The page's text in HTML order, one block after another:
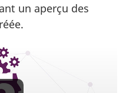
un aperçu des